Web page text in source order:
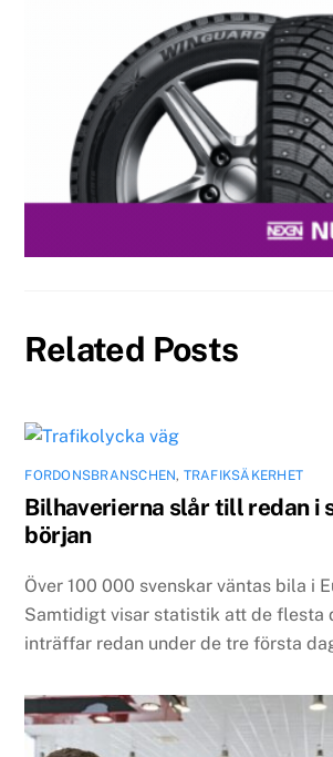
Related Posts
FORDONSBRANSCHEN, TRAFIKSÄKERHET
Bilhaverierna slår till redan i
början
Över 100 000 svenskar väntas bila i
Samtidigt visar statistik att de flesta
inträffar redan under de tre första